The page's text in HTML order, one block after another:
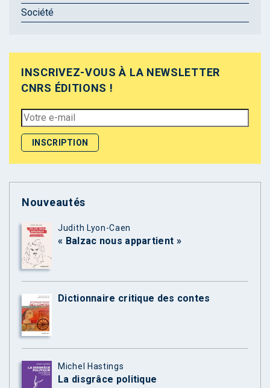
Société
INSCRIVEZ-VOUS À LA NEWSLETTER
CNRS ÉDITIONS !
Nouveautés
Judith Lyon-Caen
« Balzac nous appartient »
Dictionnaire critique des contes
Michel Hastings
La disgrâce politique